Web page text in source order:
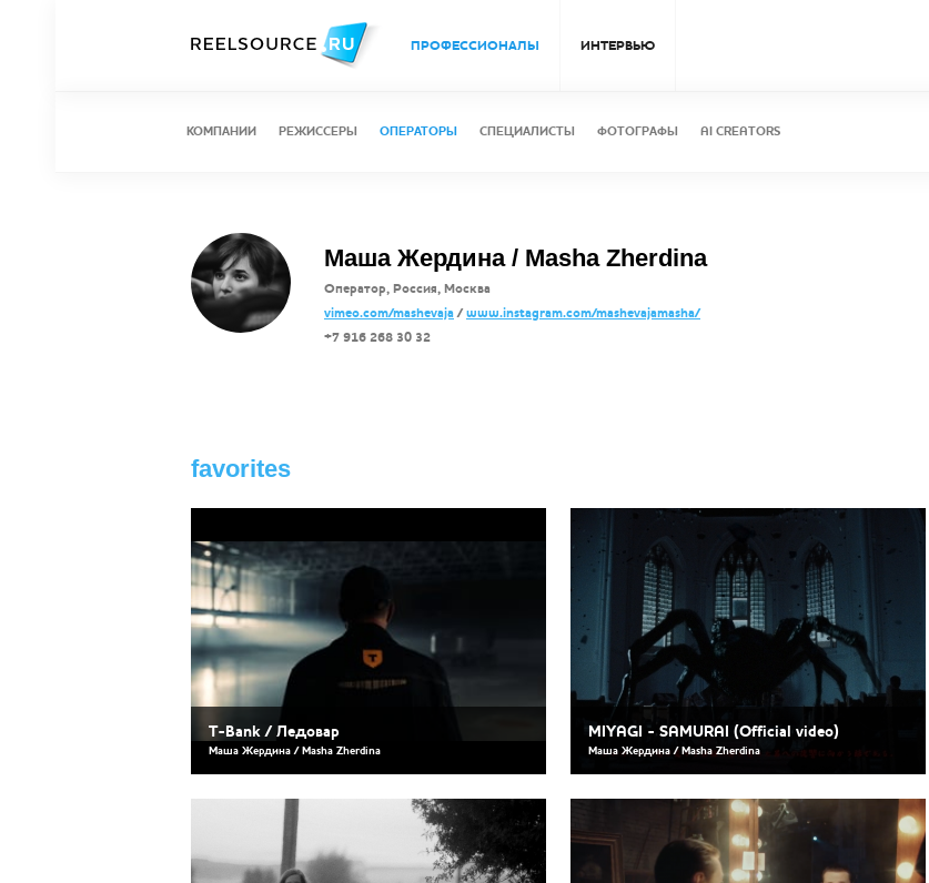
ПРОФЕССИОНАЛЫ ИНТЕРВЬЮ
КОМПАНИИ РЕЖИССЕРЫ ОПЕРАТОРЫ СПЕЦИАЛИСТЫ ФОТОГРАФЫ AI CREATORS
Маша Жердина / Masha Zherdina
Оператор, Россия, Москва
vimeo.com/mashevaja/www.instagram.com/mashevajamasha/
+7 916 268 30 32
favorites
T-Bank / Ледовар
Маша Жердина / Masha Zherdina
MIYAGI - SAMURAI (Official video)
Маша Жердина / Masha Zherdina